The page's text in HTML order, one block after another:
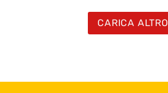
CARICA ALTRO